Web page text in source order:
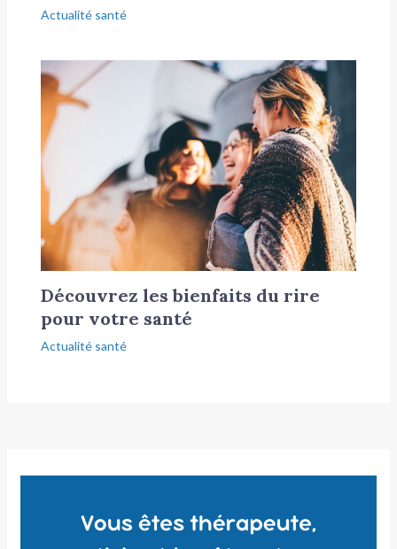
Actualité santé
Découvrez les bienfaits du rire
pour votre santé
Actualité santé